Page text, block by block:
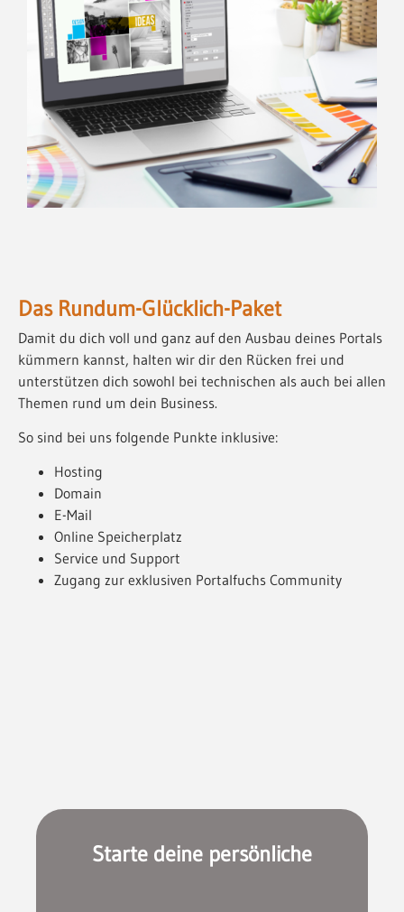
Das Rundum-Glücklich-Paket
Damit du dich voll und ganz auf den Ausbau deines Portals
kümmern kannst, halten wir dir den Rücken frei und
unterstützen dich sowohl bei technischen als auch bei allen
Themen rund um dein Business.
So sind bei uns folgende Punkte inklusive:
Hosting
Domain
E-Mail
Online Speicherplatz
Service und Support
Zugang zur exklusiven Portalfuchs Community
Starte deine persönliche